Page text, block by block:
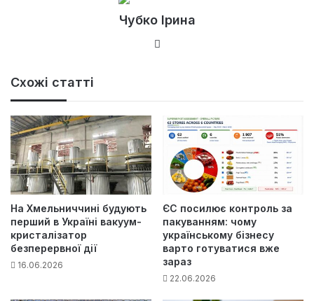
Чубко Ірина
Схожі статті
На Хмельниччині будують
перший в Україні вакуум-
кристалізатор
безперервної дії
16.06.2026
ЄС посилює контроль за
пакуванням: чому
українському бізнесу
варто готуватися вже
зараз
22.06.2026